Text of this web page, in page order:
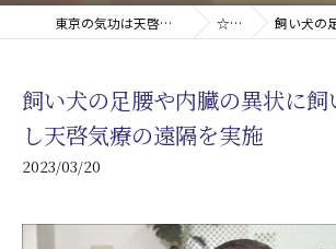
東京の気功は天啓気療院(天啓気功療法治療院) ☆ブログ 飼い犬の足腰や内臓の
飼い犬の足腰や内臓の異状に
し天啓気療の遠隔を実施
2023/03/20